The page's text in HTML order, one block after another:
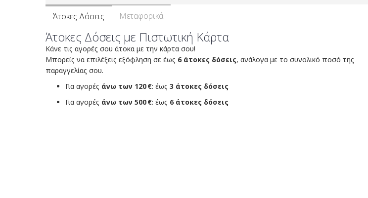
Άτοκες Δόσεις Μεταφορικά
Άτοκες Δόσεις με Πιστωτική Κάρτα
Κάνε τις αγορές σου άτοκα με την κάρτα σου!
Μπορείς να επιλέξεις εξόφληση σε έως 6 άτοκες δόσεις, ανάλογα με το συνολικό ποσό της
παραγγελίας σου.
Για αγορές άνω των 120 €: έως 3 άτοκες δόσεις
Για αγορές άνω των 500 €: έως 6 άτοκες δόσεις